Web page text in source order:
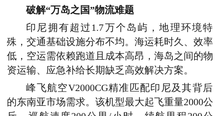
破解“万岛之国”物流难题
印尼拥有超过1.7万个岛屿，地理环境特
殊，交通基础设施分布不均。海运耗时久、效率
低，空运需依赖跑道且成本高昂，海岛之间的物
资运输、应急补给长期缺乏高效解决方案。
峰飞航空V2000CG精准匹配印尼及其背后
的东南亚市场需求。该机型最大起飞重量2000公